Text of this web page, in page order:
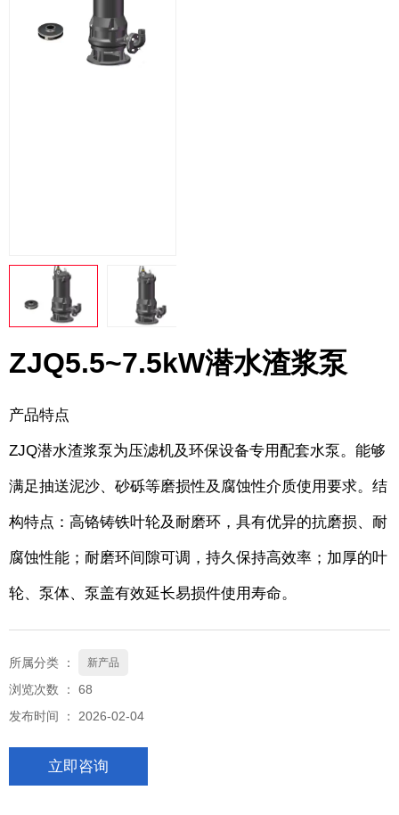
ZJQ5.5~7.5kW潜水渣浆泵
产品特点
ZJQ潜水渣浆泵为压滤机及环保设备专用配套水泵。能够
满足抽送泥沙、砂砾等磨损性及腐蚀性介质使用要求。结
构特点：高铬铸铁叶轮及耐磨环，具有优异的抗磨损、耐
腐蚀性能；耐磨环间隙可调，持久保持高效率；加厚的叶
轮、泵体、泵盖有效延长易损件使用寿命。
所属分类 ： 新产品
浏览次数 ： 68
发布时间 ： 2026-02-04
立即咨询